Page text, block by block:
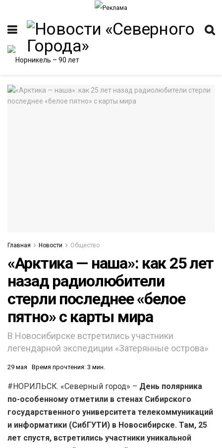
Главная Новости Общество
«Арктика — наша»: как 25 лет
назад радиолюбители
стерли последнее «белое
пятно» с карты мира
В Новосибирске встретились участники
легендарной экспедиции «Затерянные острова»
29 мая Время прочтения: 3 мин.
#НОРИЛЬСК. «Северный город» – День полярника
по-особенному отметили в стенах Сибирского
государственного университета телекоммуникаций
и информатики (СибГУТИ) в Новосибирске. Там, 25
лет спустя, встретились участники уникальной